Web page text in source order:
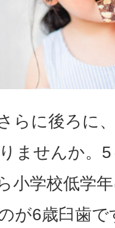
らに後ろに
ませんか。
小学校低学
が6歳臼歯